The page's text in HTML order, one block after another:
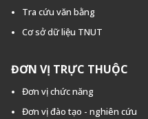
Tra cứu văn bằng
Cơ sở dữ liệu TNUT
ĐƠN VỊ TRỰC THUỘC
Đơn vị chức năng
Đơn vị đào tạo - nghiên cứu